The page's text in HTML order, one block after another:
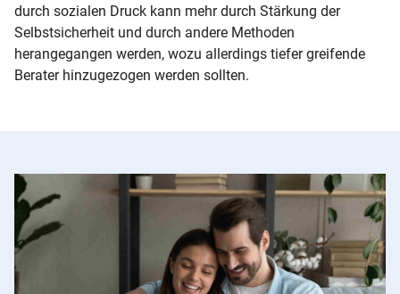
durch sozialen Druck kann mehr durch Stärkung der
Selbstsicherheit und durch andere Methoden
herangegangen werden, wozu allerdings tiefer greifende
Berater hinzugezogen werden sollten.